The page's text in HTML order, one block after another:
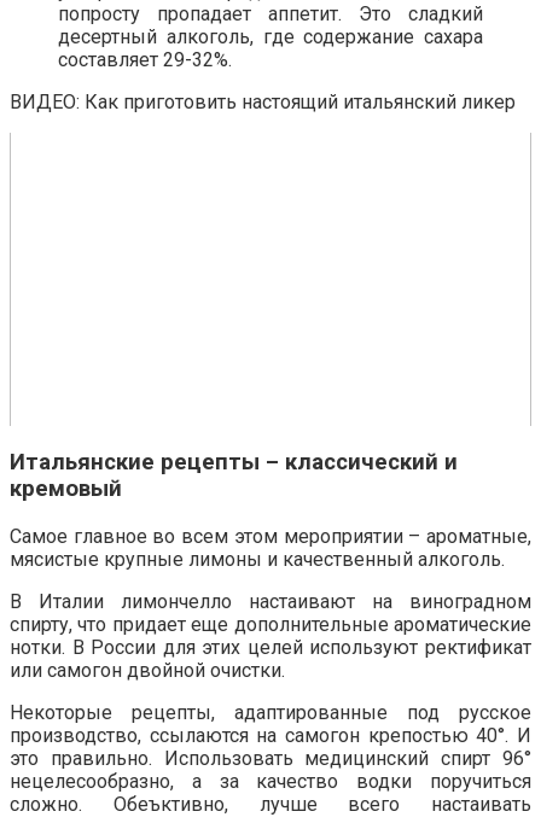
попросту пропадает аппетит. Это сладкий
десертный алкоголь, где содержание сахара
составляет 29-32%.
ВИДЕО: Как приготовить настоящий итальянский ликер
Итальянские рецепты – классический и
кремовый
Самое главное во всем этом мероприятии – ароматные,
мясистые крупные лимоны и качественный алкоголь.
В Италии лимончелло настаивают на виноградном
спирту, что придает еще дополнительные ароматические
нотки. В России для этих целей используют ректификат
или самогон двойной очистки.
Некоторые рецепты, адаптированные под русское
производство, ссылаются на самогон крепостью 40°. И
это правильно. Использовать медицинский спирт 96°
нецелесообразно, а за качество водки поручиться
сложно. Обеъктивно, лучше всего настаивать